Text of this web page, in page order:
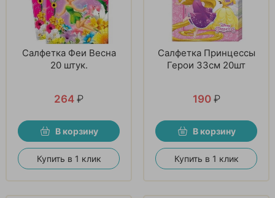
Салфетка Феи Весна
20 штук.
264 ₽
В корзину
Купить в 1 клик
Салфетка Принцессы
Герои 33см 20шт
190 ₽
В корзину
Купить в 1 клик